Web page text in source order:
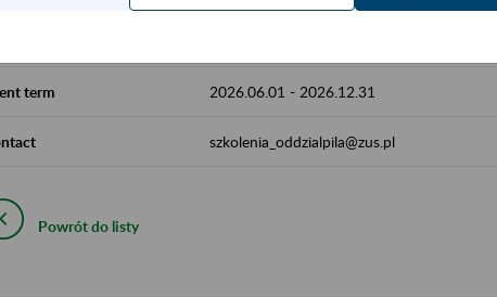
term 2026.06.01 - 2026.12.31
szkolenia_oddzialpila@zus.pl
Powrót do listy